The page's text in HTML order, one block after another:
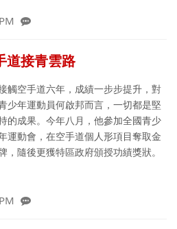
道接青雲路
觸空手道六年，成績一步步提升，對
少年運動員何啟邦而言，一切都是堅
的成果。今年八月，他參加全國青少
運動會，在空手道個人形項目奪取金
，隨後更獲特區政府頒授功績獎狀。